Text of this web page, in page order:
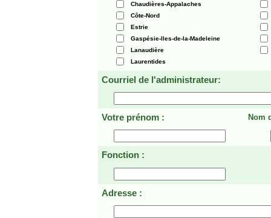
Chaudières-Appalaches
Côte-Nord
Estrie
Gaspésie-Iles-de-la-Madeleine
Lanaudière
Laurentides
Courriel de l'administrateur:
Votre prénom : Nom
Fonction :
Adresse :